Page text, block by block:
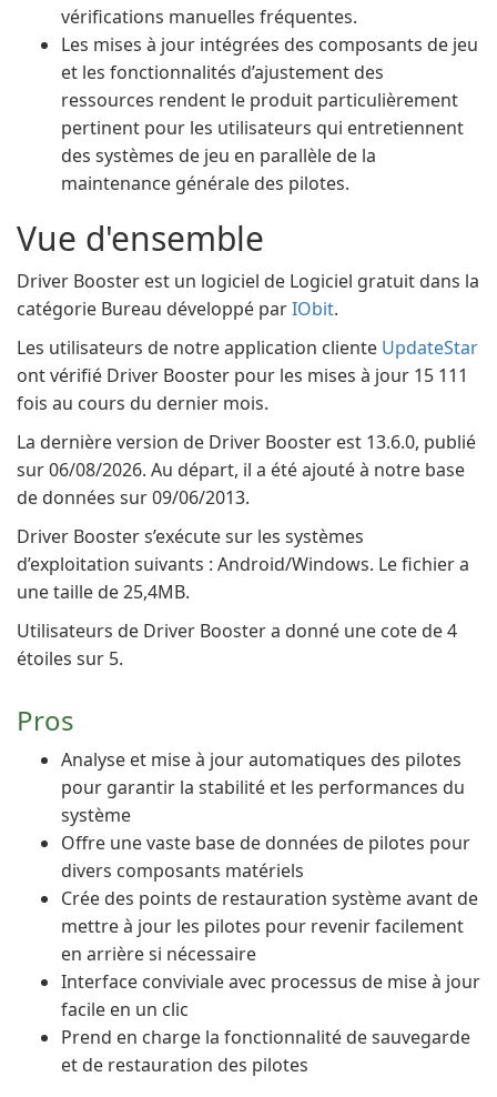
vérifications manuelles fréquentes.
Les mises à jour intégrées des composants de jeu
et les fonctionnalités d’ajustement des
ressources rendent le produit particulièrement
pertinent pour les utilisateurs qui entretiennent
des systèmes de jeu en parallèle de la
maintenance générale des pilotes.
Vue d'ensemble
Driver Booster est un logiciel de Logiciel gratuit dans la
catégorie Bureau développé parIObit.
Les utilisateurs de notre application cliente UpdateStar
ont vérifié Driver Booster pour les mises à jour 15 111
fois au cours du dernier mois.
La dernière version de Driver Booster est 13.6.0, publié
sur 06/08/2026. Au départ, il a été ajouté à notre base
de données sur 09/06/2013.
Driver Booster s’exécute sur les systèmes
d’exploitation suivants : Android/Windows. Le fichier a
une taille de 25,4MB.
Utilisateurs de Driver Booster a donné une cote de 4
étoiles sur 5.
Pros
Analyse et mise à jour automatiques des pilotes
pour garantir la stabilité et les performances du
système
Offre une vaste base de données de pilotes pour
divers composants matériels
Crée des points de restauration système avant de
mettre à jour les pilotes pour revenir facilement
en arrière si nécessaire
Interface conviviale avec processus de mise à jour
facile en un clic
Prend en charge la fonctionnalité de sauvegarde
et de restauration des pilotes